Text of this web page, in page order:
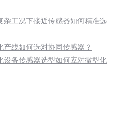
杂工况下接近传感器如何精准选
线如何选对协同传感器？
设备传感器选型如何应对微型化